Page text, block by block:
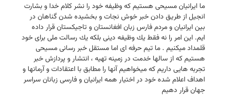
ما ایرانیان مسیحی هستیم كه وظیفه خود را نشر كلام خدا و بشارت
انجیل از طریق دادن خبر خوش نجات و بخشیده شدن گناهان در
بین ایرانیان و مردم فارس زبان افغانستان و تاجیكستان قرار داده
ایم. این امر را نه فقط یك وظیفه دینی بلكه یك رسالت ملی برای خود
قلمداد میكنیم . ما تیم حرفه ای اما مستقل خبر رسانی مسیحی
هستیم كه از سالها خدمت در زمینه تهیه ، انتشار و پردازش خبر
تجربه هایی داریم كه میخواهیم آنها را مطابق با اعتقادات و آرمانها و
اهداف اعلام شده خود در اختیار همه ایرانیان و فارسی زبانان سراسر
جهان قرار دهیم